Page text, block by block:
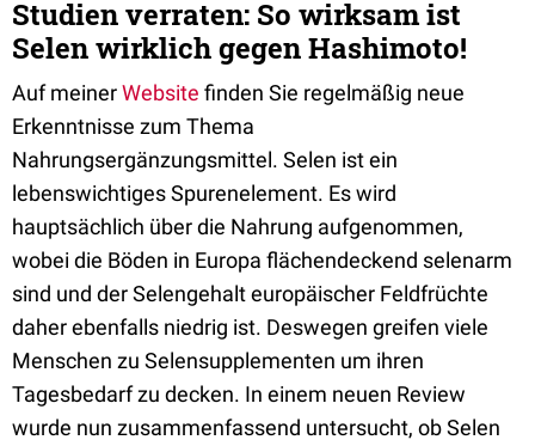
Studien verraten: So wirksam ist
Selen wirklich gegen Hashimoto!
Auf meinerWebsite finden Sie regelmäßig neue
Erkenntnisse zum Thema
Nahrungsergänzungsmittel. Selen ist ein
lebenswichtiges Spurenelement. Es wird
hauptsächlich über die Nahrung aufgenommen,
wobei die Böden in Europa flächendeckend selenarm
sind und der Selengehalt europäischer Feldfrüchte
daher ebenfalls niedrig ist. Deswegen greifen viele
Menschen zu Selensupplementen um ihren
Tagesbedarf zu decken. In einem neuen Review
wurde nun zusammenfassend untersucht, ob Selen